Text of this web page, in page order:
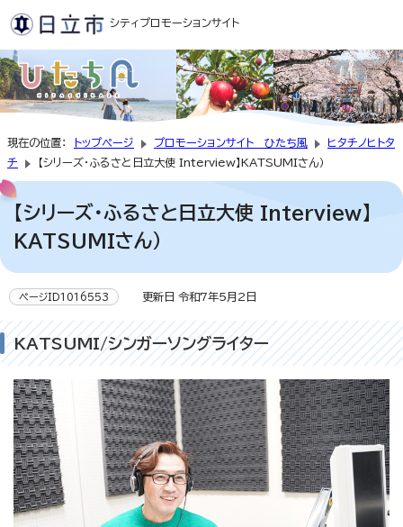
シティプロモーションサイト
現在の位置： トップページ プロモーションサイト ひたち風
ヒタチノヒトタ
チ
【シリーズ・ふるさと日立大使 Interview】KATSUMIさん）
【シリーズ・ふるさと日立大使 Interview】
KATSUMIさん）
ページID1016553 更新日 令和7年5月2日
KATSUMI/シンガーソングライター